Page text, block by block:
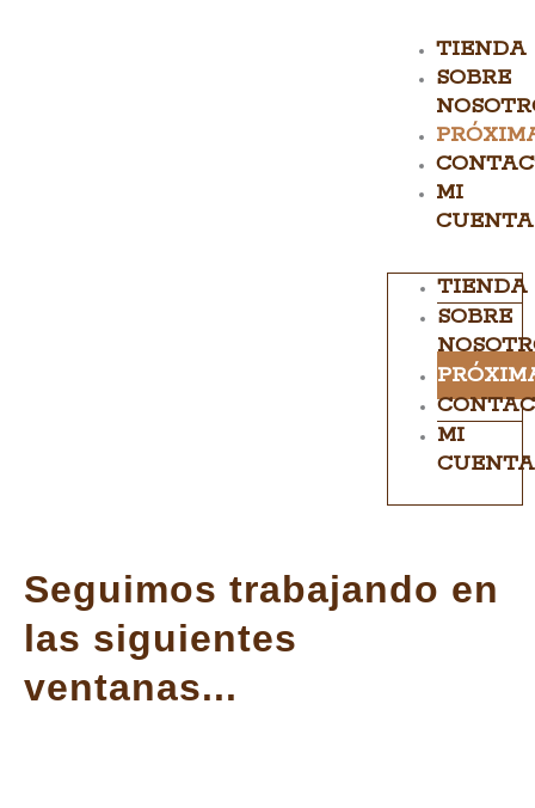
TIENDA
SOBRE
MI
CUENTA
TIENDA
SOBRE
MI
CUENTA
Seguimos trabajando en
las siguientes
ventanas...